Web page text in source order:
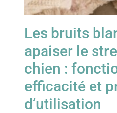
Les bruits
apaiser le
chien :
efficacité et
d’utilisation